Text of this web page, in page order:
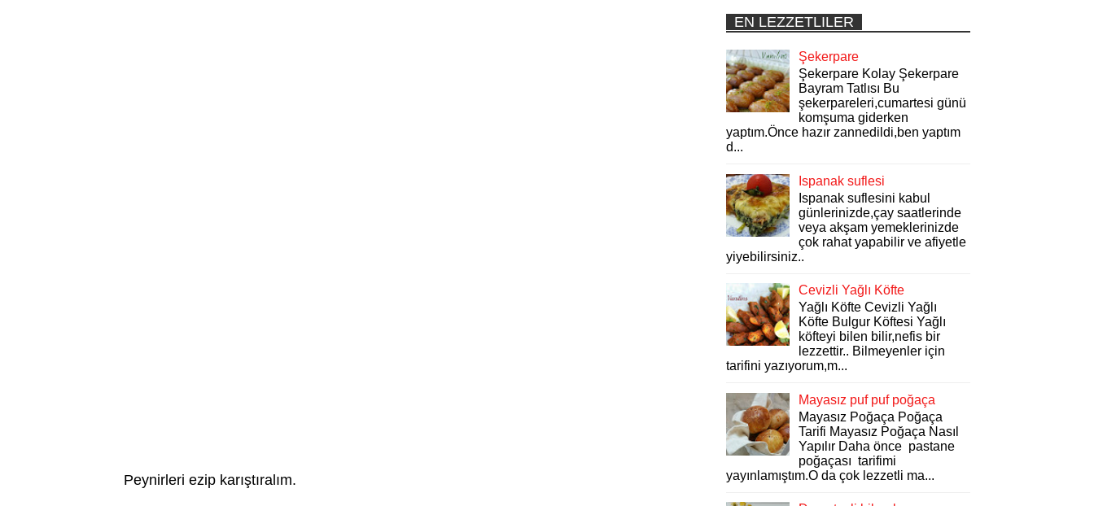
Peynirleri ezip karıştıralım.
EN LEZZETLILER
Şekerpare
Şekerpare Kolay Şekerpare
Bayram Tatlısı Bu
şekerpareleri,cumartesi günü
komşuma giderken
yaptım.Önce hazır zannedildi,ben yaptım
d...
Ispanak suflesi
Ispanak suflesini kabul
günlerinizde,çay saatlerinde
veya akşam yemeklerinizde
çok rahat yapabilir ve afiyetle
yiyebilirsiniz..
Cevizli Yağlı Köfte
Yağlı Köfte Cevizli Yağlı
Köfte Bulgur Köftesi Yağlı
köfteyi bilen bilir,nefis bir
lezzettir.. Bilmeyenler için
tarifini yazıyorum,m...
Mayasız puf puf poğaça
Mayasız Poğaça Poğaça
Tarifi Mayasız Poğaça Nasıl
Yapılır Daha önce pastane
poğaçası tarifimi
yayınlamıştım.O da çok lezzetli ma...